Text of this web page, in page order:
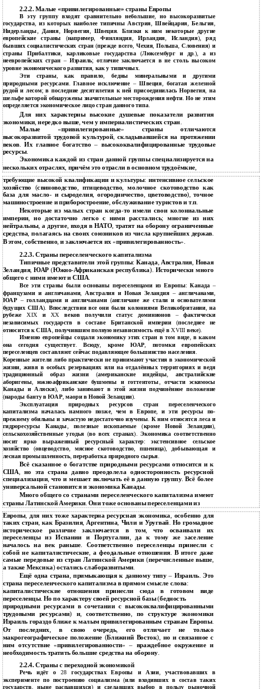
2.2.2. Малые «привилегированные» страны Европы
В эту группу входят сравнительно небольшие, но высокоразвитые
государства,из которых наиболее типичны Австрия,Швейцария,Бельгия,
Нидерланды Дания Норвегия ,Швеция
Близки к ним некоторые другие
европейские страны (например,Финляндия,Ирландия, Исландия),ряд
бывших социалистических стран (прежде всего, Чехия,Польша,Словения) и
страны Прибалтики, карликовые государства(Люксембург и др.), а из
неевропейских стран –Израиль;отличие заключается в не столь высоком
уровне экономического развития как у типичных.
Эти страны,как правило,бедны минеральными и другими
природными ресурсами.Главное исключение –Швеция
богатая железной
рудой и лесом;в последние десятилетия к ней присоединилась Норвегия, на
шельфе которой обнаружены значительные месторождения нефти .Но не этим
определяется экономическое лицо стран данного типа.
Для них характерны высокие душевые показатели развития
экономики,нередко выше,чем у империалистических стран.
Малые«привилегированные» страны отличаются
высокоразвитой трудовой культурой,складывавшейся на протяжении
веков.Их главное богатство–высококвалифицированные трудовые
ресурсы.
Экономика каждой из стран данной группы специализируется на
нескольких отраслях, причём это отрасли в основном трудоёмкие,
требующие высокой квалификации и культуры: интенсивное сельское
хозяйство (свиноводство, птицеводство,молочное скотоводство как
база для масло- и сыроделия, огородничество,цветоводство),точное
машиностроение и приборостроение,обслуживание туристов и т.п.
Некоторые из малых стран когда-то имели свои колониальные
империи,но достаточно легко с ними расстались;многие из них
нейтральны,а другие, входя в НАТО, тратят на оборону ограниченные
средства,полагаясь на своих союзников из числа крупнейших держав.
В этом, собственно,и заключается их«привилегированность».
2.2.3. Страны переселенческого капитализма
Типичные представители этой группы:Канада,Австралия, Новая
Зеландия,ЮАР(Южно-Африканская республика). Исторически много
общего с ними имеют и США.
Все эти страны были основаны переселенцами из Европы:Канада –
французами и англичанами, Австралия и Новая Зеландия –англичанами
ЮАР –голландцами и англичанами (англичане же стали и основателями
будущих США). Впоследствии все они были колониями Великобритании, на
рубежеXIX и XXвеков получили статус доминионов–фактически
независимых государств в составе Британской империи(последнее не
относится к США получившим полную независимость ещё вXVIIIвеке).
Именно европейцы создали экономику этих стран в том виде, в каком
она сегодня существует.Всюду кроме ЮАР
потомки европейских
переселенцев составляют сейчас подавляющее большинство населения.
Коренные жители либо практически не принимают участия в экономической
жизни, живя в особых резервациях или на отдалённых территориях и ведя
традиционный образ жизни (американские индейцы, австралийские
аборигены, южноафриканские бушмены и готтентоты
отчасти эскимосы
Канады и Аляски),либо занимают в этой жизни подчинённое положение
(народы банту в ЮАР,маори в Новой Зеландии).
Эксплуатация природных ресурсов стран переселенческого
капитализма началась намного позже, чем в Европе,и эти ресурсы по-
прежнему обильны и зачастую недостаточно изучены К ним относятся леса и
гидроресурсы Канады, полезные ископаемые(кроме Новой Зеландии),
сельскохозяйственные угодья (во всех странах).Экономика соответственно
носит ярко выраженный ресурсный характер:экстенсивное сельское
хозяйство (овцеводство, мясное скотоводство,пшеница),добывающая и
лесная промышленность ,переработка природного сырья
Всё сказанное о богатстве природными ресурсами относится и к
США, но эта страна давно преодолела односторонность ресурсной
специализации, что и мешает включать её в данную группу.Всё более
универсальной становится и экономика Канады.
Много общего со странами переселенческого капитализма имеют
страны Латинской Америки.Они тоже основаны переселенцами из
Европы, для них тоже характерна ресурсная экономика, особенно для
таких стран,как Бразилия,Аргентина, Чили и Уругвай. Но громадное
историческое различие заключается в том,что осваивали их
переселенцы из Испании и Португалии,да к тому же заселение
началось на век раньше. Соответственно переселенцы принесли с
собой не капиталистические,а феодальные отношения. В итоге даже
самые передовые из стран Латинской Америки (перечисленные выше,
а также Мексика)остались слаборазвитыми.
Ещё одна страна,примыкающая к данному типу– Израиль.Это
страна переселенческого капитализма в прямом смысле слова:
капиталистические отношения принесли сюда в готовом виде
переселенцы. Но по характеру своей ресурсной базы(бедность
природными ресурсами в сочетании с высококвалифицированными
трудовыми ресурсами) и, соответственно, по структуре экономики
Израиль гораздо ближе к малым привилегированным странам Европы.
От последних,в свою очередь, его отличает не только
макрогеографическое положение (Ближний Восток), но и связанное с
ним отсутствие«привилегированности» – враждебное окружение и
необходимость тратить большие средства на оборону.
2.2.4. Страны с переходной экономикой
Речь идёт о28государствах Европы и Азии,участвовавших в
эксперименте по построению социализма (или входивших в состав таких
государств, ныне распавшихся) и сделавших выбор в пользу рыночной